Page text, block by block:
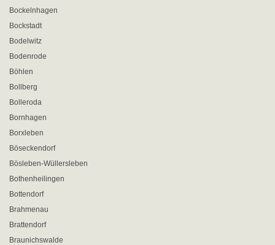
Bockelnhagen
Bockstadt
Bodelwitz
Bodenrode
Böhlen
Bollberg
Bolleroda
Bornhagen
Borxleben
Böseckendorf
Bösleben-Wüllersleben
Bothenheilingen
Bottendorf
Brahmenau
Brattendorf
Braunichswalde